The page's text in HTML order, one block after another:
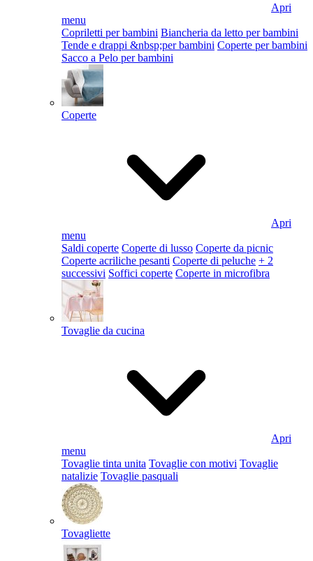
Apri
menu
Copriletti per bambini Biancheria da letto per bambini
Tende e drappi &nbsp;per bambini Coperte per bambini
Sacco a Pelo per bambini
Coperte
Apri
menu
Saldi coperte Coperte di lusso Coperte da picnic
Coperte acriliche pesanti Coperte di peluche + 2
successivi Soffici coperte Coperte in microfibra
Tovaglie da cucina
Apri
menu
Tovaglie tinta unita Tovaglie con motivi Tovaglie
natalizie Tovaglie pasquali
Tovagliette